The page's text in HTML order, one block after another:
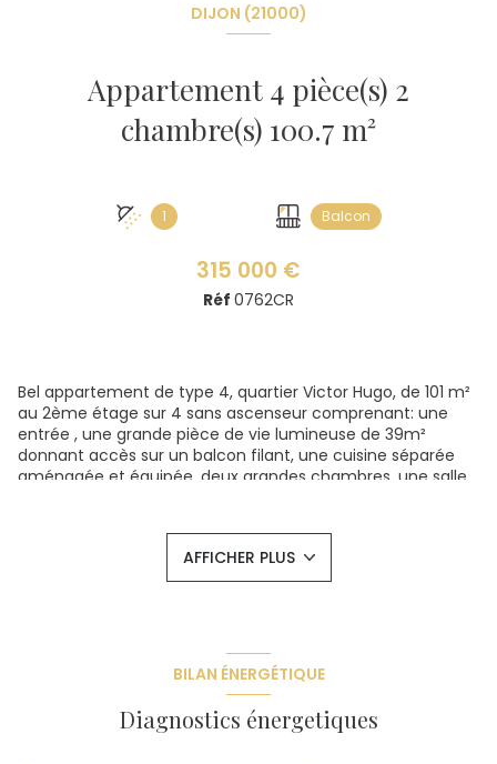
DIJON (21000)
Appartement 4 pièce(s) 2
chambre(s) 100.7 m²
1 Balcon
315 000 €
Réf 0762CR
Bel appartement de type 4, quartier Victor Hugo, de 101 m²
au 2ème étage sur 4 sans ascenseur comprenant: une
entrée , une grande pièce de vie lumineuse de 39m²
donnant accès sur un balcon filant, une cuisine séparée
aménagée et équipée, deux grandes chambres, une salle
Une cave et un grenier complètent ce bien. Chauffage
gaz collectif, double vitrage.
DPE C GES C estimation des coûts annuels d'énergie du
Les informations sur les risques auxquels ce bien est
exposé sont disponibles sur le site
Géorisques
AFFICHER PLUS
BILAN ÉNERGÉTIQUE
Diagnostics énergetiques